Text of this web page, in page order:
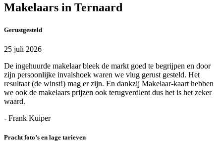
Makelaars in Ternaard
Gerustgesteld
25 juli 2026
De ingehuurde makelaar bleek de markt goed te begrijpen en door
zijn persoonlijke invalshoek waren we vlug gerust gesteld. Het
resultaat (de winst!) mag er zijn. En dankzij Makelaar-kaart hebben
we ook de makelaars prijzen ook terugverdient dus het is het zeker
waard.
- Frank Kuiper
Pracht foto’s en lage tarieven